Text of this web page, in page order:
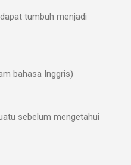
tumbuh menjadi
bahasa Inggris)
sebelum mengetahui